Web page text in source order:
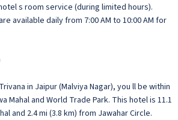
s room service (during limited hours).
available daily from 7:00 AM to 10:00 AM for
in Jaipur (Malviya Nagar), you ll be within
Mahal and World Trade Park. This hotel is 11.1
and 2.4 mi (3.8 km) from Jawahar Circle.